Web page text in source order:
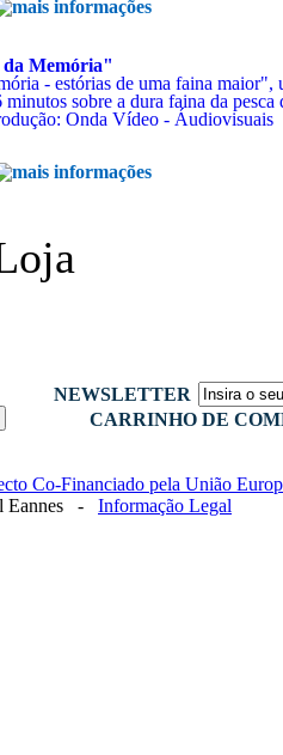
Memória"
- estórias de uma faina maior",
sobre a dura faina da pesca
Onda Vídeo - Áudiovisuais
NEWSLETTER
CARRINHO DE
Eannes - Informação Legal